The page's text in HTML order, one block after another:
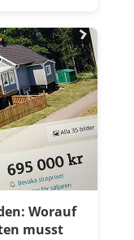
Worauf
musst